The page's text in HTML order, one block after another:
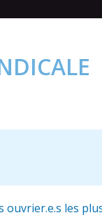
ouvrier.e.s les